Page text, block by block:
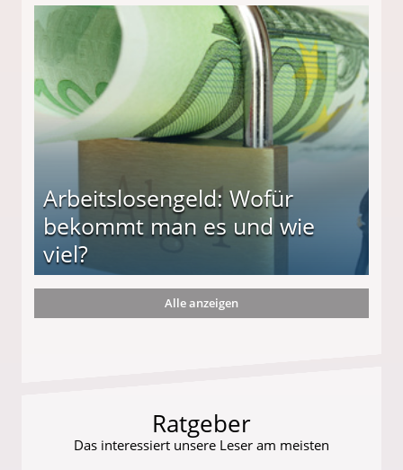
Arbeitslosengeld: Wofür
bekommt man es und wie
viel?
und wie viel?
Alle anzeigen
Ratgeber
Das interessiert unsere Leser am meisten